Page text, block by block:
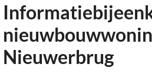
Nieuwerbrug